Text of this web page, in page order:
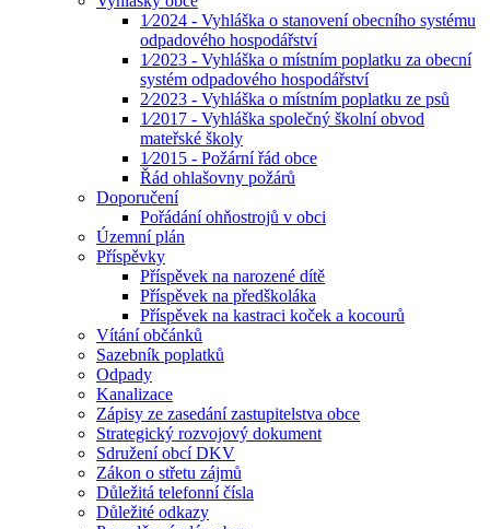
1⁄2024 - Vyhláška o stanovení obecního systému
odpadového hospodářství
1⁄2023 - Vyhláška o místním poplatku za obecní
systém odpadového hospodářství
2⁄2023 - Vyhláška o místním poplatku ze psů
1⁄2017 - Vyhláška společný školní obvod
mateřské školy
1⁄2015 - Požární řád obce
Řád ohlašovny požárů
Doporučení
Pořádání ohňostrojů v obci
Územní plán
Příspěvky
Příspěvek na narozené dítě
Příspěvek na předškoláka
Příspěvek na kastraci koček a kocourů
Vítání občánků
Sazebník poplatků
Odpady
Kanalizace
Zápisy ze zasedání zastupitelstva obce
Strategický rozvojový dokument
Sdružení obcí DKV
Zákon o střetu zájmů
Důležitá telefonní čísla
Důležité odkazy